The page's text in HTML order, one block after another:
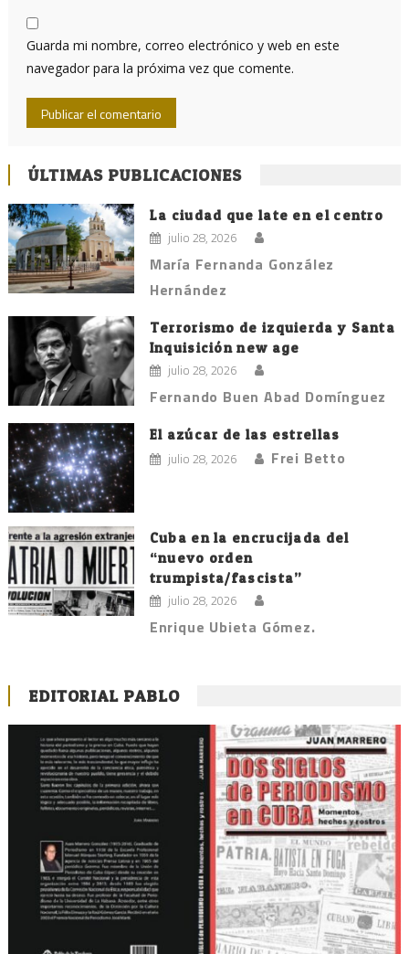
Guarda mi nombre, correo electrónico y web en este
navegador para la próxima vez que comente.
ÚLTIMAS PUBLICACIONES
La ciudad que late en el centro
julio 28, 2026
María Fernanda González
Hernández
Terrorismo de izquierda y Santa
Inquisición new age
julio 28, 2026
Fernando Buen Abad Domínguez
El azúcar de las estrellas
julio 28, 2026 Frei Betto
Cuba en la encrucijada del
“nuevo orden
trumpista/fascista”
julio 28, 2026
Enrique Ubieta Gómez.
EDITORIAL PABLO